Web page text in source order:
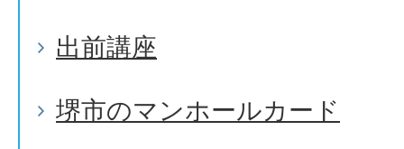
出前講座
堺市のマンホールカード